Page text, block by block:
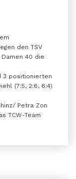
den TSV
40 die
3 positionierten
(7:5, 2:6, 6:4)
Petra Zon
TCW-Team